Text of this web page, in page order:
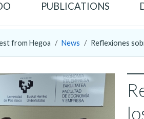
PUBLICATIONS
from Hegoa News Reflexiones